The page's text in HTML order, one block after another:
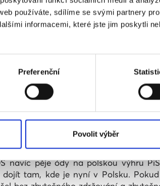
používáte, sdílíme se svými partnery
informacemi, které jste jim poskytli
Preferenční
Povolit výběr
zdraví i právní podmínky pro své
hororových scénářích, jejichž cílem
Nebo naopak.
odvést pozornost od skutečných
vychází, v parlamentních volbách
ve štvaní (mimo jiné)
země vysílají směrem k dětem a
členy společnosti. Že pokud
vlastních řad. Snad i to, že se
let manželství pro všechny
navíc pěje ódy na polskou výhru
tam, kde je nyní v Polsku.